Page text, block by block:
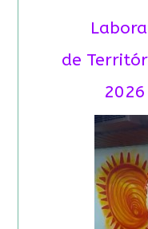
de
2026